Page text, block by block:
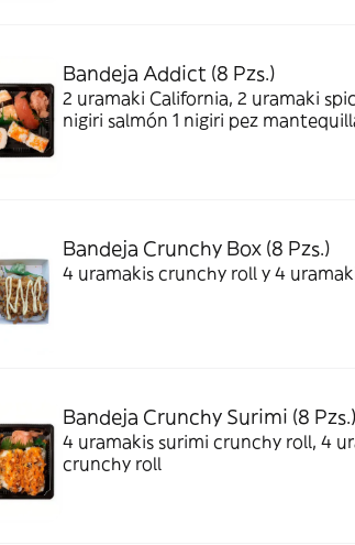
Bandeja Addict (8 Pzs.)
2 uramaki California, 2 uramaki
nigiri salmón 1 nigiri pez
Bandeja Crunchy Box (8 Pzs.)
4 uramakis crunchy roll y 4
Bandeja Crunchy Surimi (8 Pzs.)
4 uramakis surimi crunchy roll, 4
crunchy roll